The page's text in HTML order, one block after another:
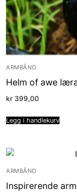
ARMBÅND
Helm of awe
kr 399,00
Legg i handlekurv
ARMBÅND
Inspirerende